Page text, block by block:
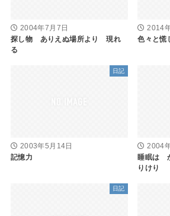
2004年7月7日
探し物 ありえぬ場所より 現れ
る
2014
色々と慌
日記
2003年5月14日
記憶力
2004
睡眠は
りけり
日記